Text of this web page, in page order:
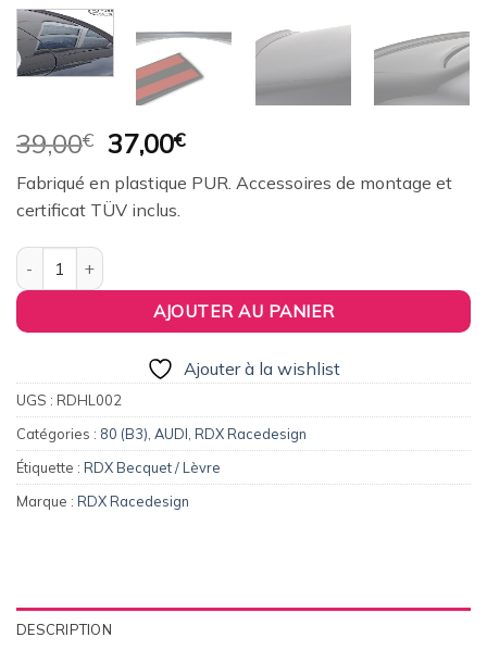
39,00€ Le
prix
initial
était :
37,00€Le
prix
actuel
Fabriqué en plastique PUR. Accessoires de montage et
certificat TÜV inclus.
quantité de Aileron de coffre RDX pour berline AUDI 80-B3/B4/
AJOUTER AU PANIER
Ajouter à la wishlist
UGS : RDHL002
Catégories : 80 (B3) AUDI RDX Racedesign
Étiquette : RDX Becquet / Lèvre
Marque : RDX Racedesign
DESCRIPTION